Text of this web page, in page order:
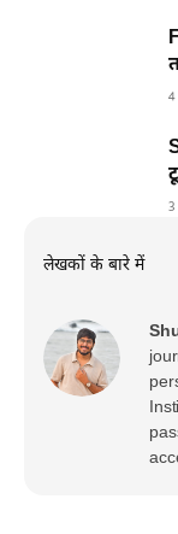
4
3
लेखकों के बारे में